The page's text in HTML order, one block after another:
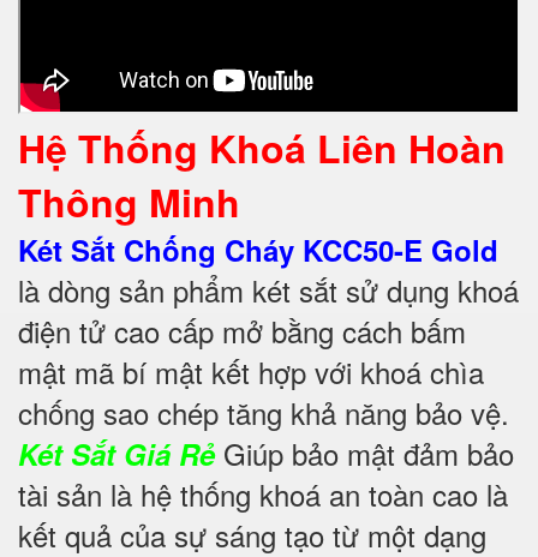
Hệ Thống Khoá Liên Hoàn
Thông Minh
Két Sắt Chống Cháy KCC50-E Gold
là dòng sản phẩm két sắt sử dụng khoá
điện tử cao cấp mở bằng cách bấm
mật mã bí mật kết hợp với khoá chìa
chống sao chép tăng khả năng bảo vệ.
Két Sắt Giá RẻGiúp bảo mật đảm bảo
tài sản là hệ thống khoá an toàn cao là
kết quả của sự sáng tạo từ một dạng